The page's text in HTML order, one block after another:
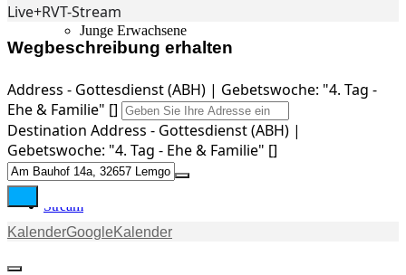
Soccercamp Lemgo
Junge Erwachsene
Junge Erwachsene
Fotos
Stream
Live+RVT-Stream
Wegbeschreibung erhalten
Address - Gottesdienst (ABH) | Gebetswoche: "4. Tag -
Ehe & Familie" []
Destination Address - Gottesdienst (ABH) |
Gebetswoche: "4. Tag - Ehe & Familie" []
KalenderGoogleKalender